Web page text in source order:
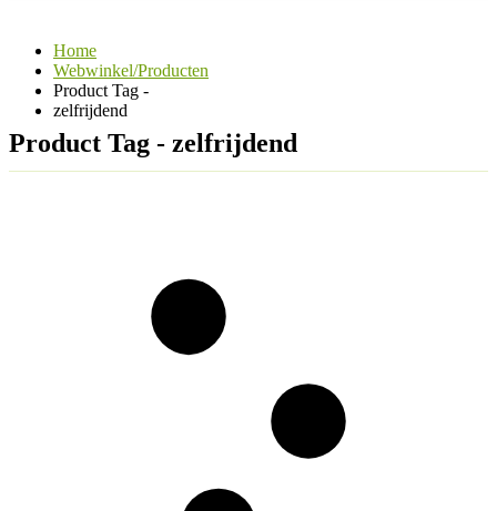
Home
Webwinkel/Producten
Product Tag -
zelfrijdend
Product Tag - zelfrijdend